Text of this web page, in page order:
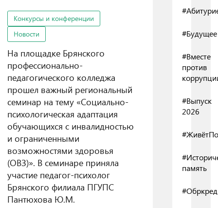
Конкурсы и конференции
Новости
На площадке Брянского
профессионально-
педагогического колледжа
прошел важный региональный
семинар на тему «Социально-
психологическая адаптация
обучающихся с инвалидностью
и ограниченными
возможностями здоровья
(ОВЗ)». В семинаре приняла
участие педагог-психолог
Брянского филиала ПГУПС
Пантюхова Ю.М.
#Будущее
#Вместе
против
#Выпуск
2026
память